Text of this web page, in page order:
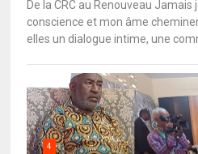
De la CRC au Renouveau Jamais
conscience et mon âme
elles un dialogue intime, une
4